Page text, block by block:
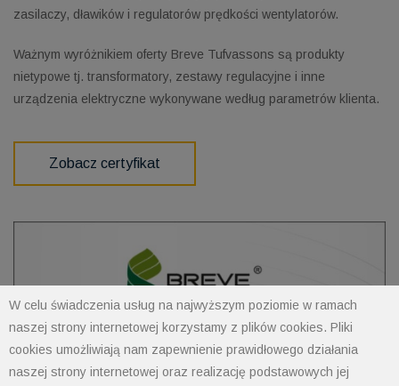
W celu świadczenia usług na najwyższym poziomie w ramach
naszej strony internetowej korzystamy z plików cookies. Pliki
cookies umożliwiają nam zapewnienie prawidłowego działania
naszej strony internetowej oraz realizację podstawowych jej
zasilaczy, dławików i regulatorów prędkości wentylatorów.
Ważnym wyróżnikiem oferty Breve Tufvassons są produkty
nietypowe tj. transformatory, zestawy regulacyjne i inne
urządzenia elektryczne wykonywane według parametrów klienta.
Zobacz certyfikat